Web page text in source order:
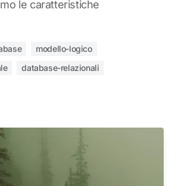
le caratteristiche
modello-logico
database-relazionali